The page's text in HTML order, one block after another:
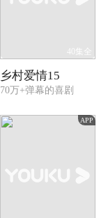
40集全
乡村爱情15
70万+弹幕的喜剧
APP